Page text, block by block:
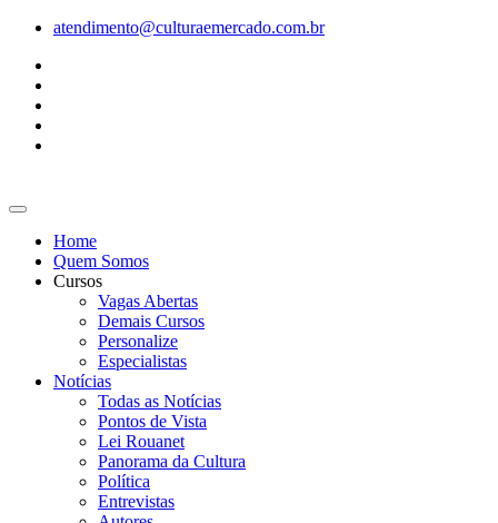
conteúdo
atendimento@culturaemercado.com.br
Home
Quem Somos
Cursos
Vagas Abertas
Demais Cursos
Personalize
Especialistas
Notícias
Todas as Notícias
Pontos de Vista
Lei Rouanet
Panorama da Cultura
Política
Entrevistas